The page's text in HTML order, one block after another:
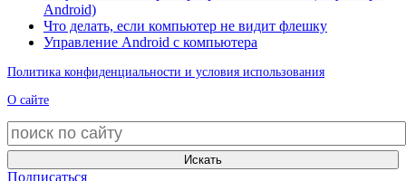
Android)
Что делать, если компьютер не видит флешку
Управление Android с компьютера
Политика конфиденциальности и условия использования
О сайте
Искать
Подписаться